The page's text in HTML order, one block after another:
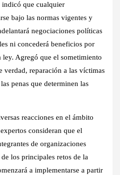
indicó que cualquier
bajo las normas vigentes y
negociaciones políticas
ni concederá beneficios por
Agregó que el sometimiento
verdad, reparación a las víctimas
penas que determinen las
reacciones en el ámbito
consideran que el
de organizaciones
los principales retos de la
a implementarse a partir